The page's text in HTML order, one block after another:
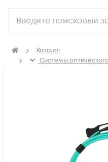
Каталог
Системы